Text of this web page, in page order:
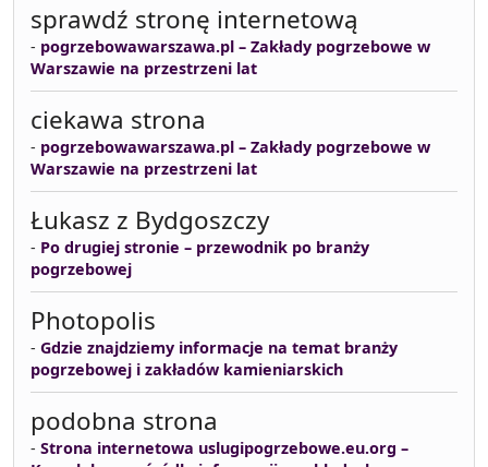
sprawdź stronę internetową
- pogrzebowawarszawa.pl – Zakłady pogrzebowe w
Warszawie na przestrzeni lat
ciekawa strona
- pogrzebowawarszawa.pl – Zakłady pogrzebowe w
Warszawie na przestrzeni lat
Łukasz z Bydgoszczy
- Po drugiej stronie – przewodnik po branży
pogrzebowej
Photopolis
- Gdzie znajdziemy informacje na temat branży
pogrzebowej i zakładów kamieniarskich
podobna strona
- Strona internetowa uslugipogrzebowe.eu.org –